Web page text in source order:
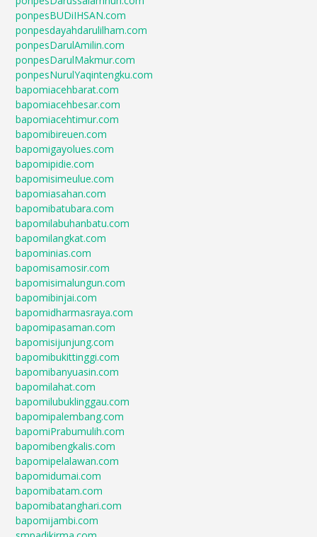
ponpesBUDiIHSAN.com
ponpesdayahdarulilham.com
ponpesDarulAmilin.com
ponpesDarulMakmur.com
ponpesNurulYaqintengku.com
bapomiacehbarat.com
bapomiacehbesar.com
bapomiacehtimur.com
bapomibireuen.com
bapomigayolues.com
bapomipidie.com
bapomisimeulue.com
bapomiasahan.com
bapomibatubara.com
bapomilabuhanbatu.com
bapomilangkat.com
bapominias.com
bapomisamosir.com
bapomisimalungun.com
bapomibinjai.com
bapomidharmasraya.com
bapomipasaman.com
bapomisijunjung.com
bapomibukittinggi.com
bapomibanyuasin.com
bapomilahat.com
bapomilubuklinggau.com
bapomipalembang.com
bapomiPrabumulih.com
bapomibengkalis.com
bapomipelalawan.com
bapomidumai.com
bapomibatam.com
bapomibatanghari.com
bapomijambi.com